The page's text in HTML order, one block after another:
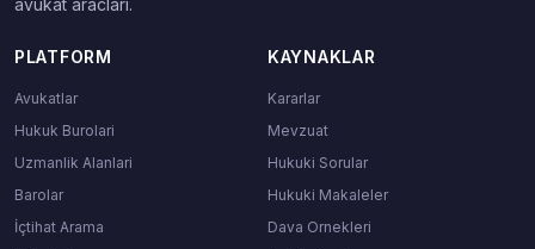
avukat araclari.
PLATFORM
Avukatlar
Hukuk Burolari
Uzmanlik Alanlari
Barolar
İçtihat Arama
KAYNAKLAR
Kararlar
Mevzuat
Hukuki Sorular
Hukuki Makaleler
Dava Ornekleri